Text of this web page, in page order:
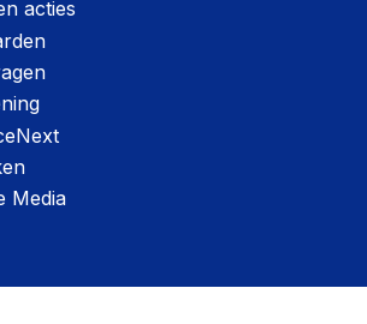
acties
Media